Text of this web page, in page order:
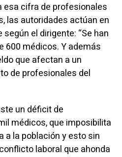
esa cifra de profesionales
las autoridades actúan en
el dirigente: “Se han
600 médicos. Y además
que afectan a un
de profesionales del
un déficit de
médicos, que imposibilita
a la población y esto sin
laboral que ahonda